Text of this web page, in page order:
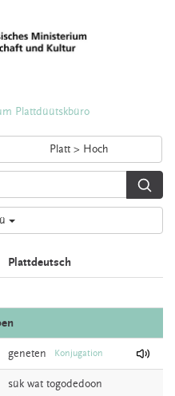
Plattdüütskbüro
Platt > Hoch
Plattdeutsch
geneten Konjugation
sük wat togodedoon